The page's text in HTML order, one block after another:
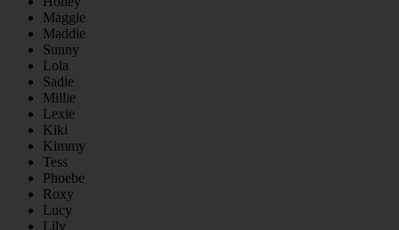
Maggie
Maddie
Sunny
Lola
Sadie
Millie
Lexie
Kiki
Kimmy
Tess
Phoebe
Roxy
Lucy
Lily